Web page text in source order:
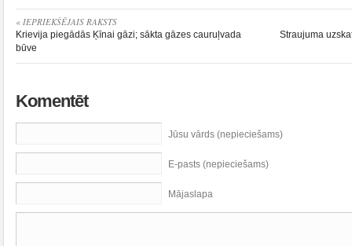
« IEPRIEKŠĒJAIS RAKSTS
Krievija piegādās Ķīnai gāzi; sākta gāzes cauruļvada
būve
Straujuma
Komentēt
Jūsu vārds (nepieciešams)
E-pasts (nepieciešams)
Mājaslapa